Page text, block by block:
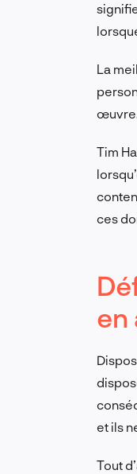
La
Tim
ces
en
et ils
Tout